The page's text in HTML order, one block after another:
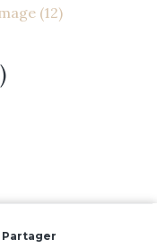
(12)
Partager